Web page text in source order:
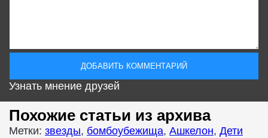
Узнать мнение друзей
Похожие статьи из архива
Метки: звезды, бомбоубежища, Ашкелон, Дети